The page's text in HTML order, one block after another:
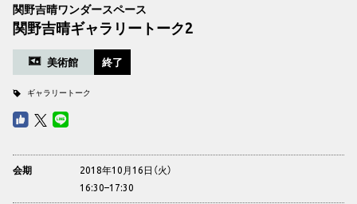
関野吉晴ワンダースペース
関野吉晴ギャラリートーク2
美術館 終了
ギャラリートーク
会期
2018年10月16日（火）
16:30–17:30